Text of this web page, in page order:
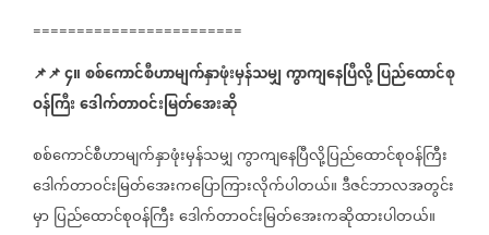
========================
📌📌၄။စစ်ကောင်စီဟာမျက်နှာဖုံးမှန်သမျှကွာကျနေပြီလို့ပြည်ထောင်စု
ဝန်ကြီးဒေါက်တာဝင်းမြတ်အေးဆို
စစ်ကောင်စီဟာမျက်နှာဖုံးမှန်သမျှကွာကျနေပြီလို့ပြည်ထောင်စုဝန်ကြီး
ဒေါက်တာဝင်းမြတ်အေးကပြောကြားလိုက်ပါတယ်။ဒီဇင်ဘာလအတွင်း
မှာပြည်ထောင်စုဝန်ကြီးဒေါက်တာဝင်းမြတ်အေးကဆိုထားပါတယ်။